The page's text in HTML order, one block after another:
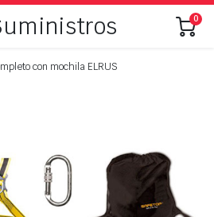
0
con mochila ELRUS